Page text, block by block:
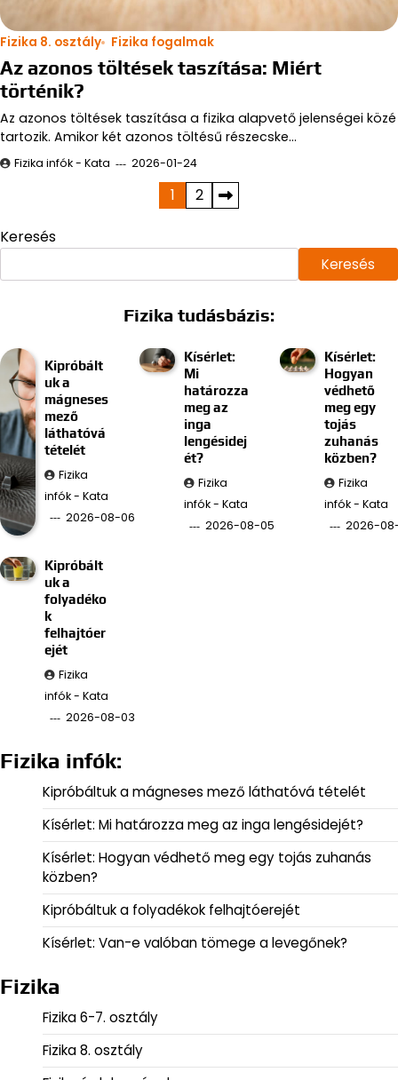
Fizika 8. osztály Fizika fogalmak
Az azonos töltések taszítása: Miért
történik?
Az azonos töltések taszítása a fizika alapvető jelenségei közé
tartozik. Amikor két azonos töltésű részecske…
Fizika infók - Kata 2026-01-24
lapozása
1 2
Keresés
Keresés
Fizika tudásbázis:
Kipróbált
uk a
mágneses
mező
láthatóvá
tételét
Fizika
infók - Kata
2026-08-06
Kísérlet:
Mi
határozza
meg az
inga
lengésidej
ét?
Fizika
infók - Kata
2026-08-05
Kísérlet:
Hogyan
védhető
meg egy
tojás
zuhanás
közben?
Fizika
infók - Kata
2026-
Kipróbált
uk a
folyadéko
k
felhajtóer
ejét
Fizika
infók - Kata
2026-08-03
Fizika infók:
Kipróbáltuk a mágneses mező láthatóvá tételét
Kísérlet: Mi határozza meg az inga lengésidejét?
Kísérlet: Hogyan védhető meg egy tojás zuhanás
közben?
Kipróbáltuk a folyadékok felhajtóerejét
Kísérlet: Van-e valóban tömege a levegőnek?
Fizika
Fizika 6-7. osztály
Fizika 8. osztály